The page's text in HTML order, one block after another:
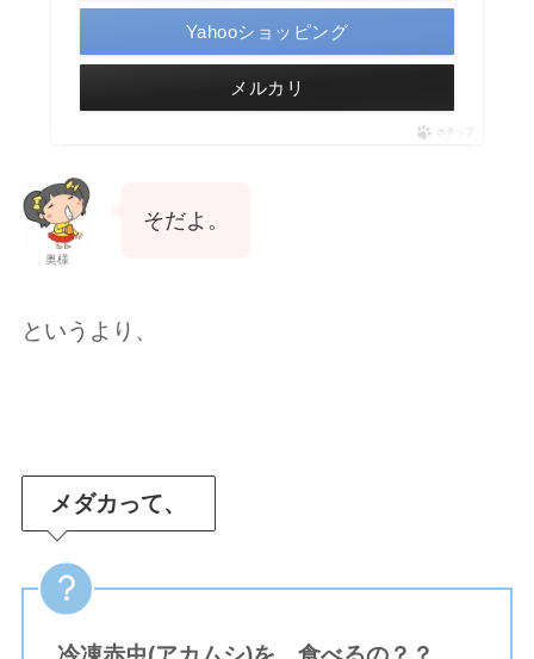
Yahooショッピング
メルカリ
ポチップ
奥様
そだよ。
というより、
メダカって、